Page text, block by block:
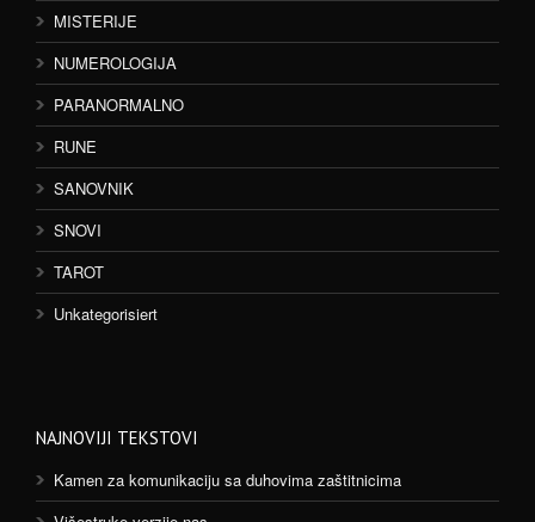
MISTERIJE
NUMEROLOGIJA
PARANORMALNO
RUNE
SANOVNIK
SNOVI
TAROT
Unkategorisiert
NAJNOVIJI TEKSTOVI
Kamen za komunikaciju sa duhovima zaštitnicima